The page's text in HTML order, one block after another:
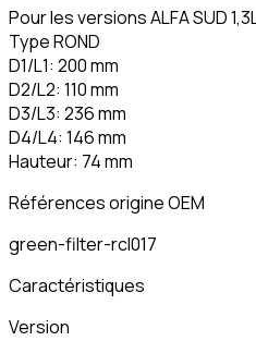
Pour les versions ALFA SUD
Type ROND
D1/L1: 200 mm
D2/L2: 110 mm
D3/L3: 236 mm
D4/L4: 146 mm
Hauteur: 74 mm
Références origine OEM
green-filter-rcl017
Caractéristiques
Version